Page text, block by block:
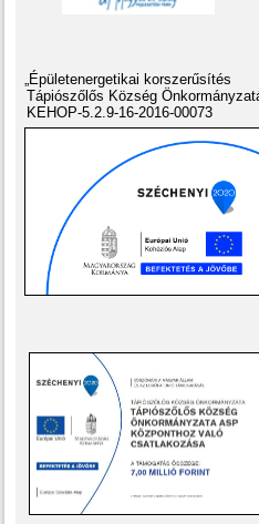
„Épületenergetikai korszerűsítés
Tápiószőlős Község
KEHOP-5.2.9-16-2016-00073